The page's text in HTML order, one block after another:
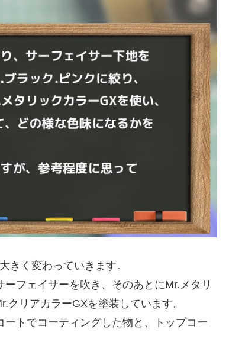
きく変わっていきます。
フェイサーを吹き、そのあとにMr.メタリ
リアカラーGXを塗装しています。
トでコーティングした物と、トップコー